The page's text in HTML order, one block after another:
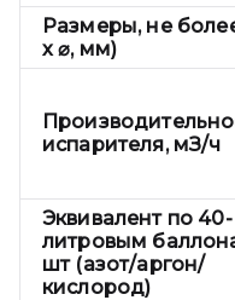
Размеры, не
х ⌀, мм)
испарителя, мЗ/ч
Эквивалент по 40-
литровым
шт (азот/аргон/
кислород)